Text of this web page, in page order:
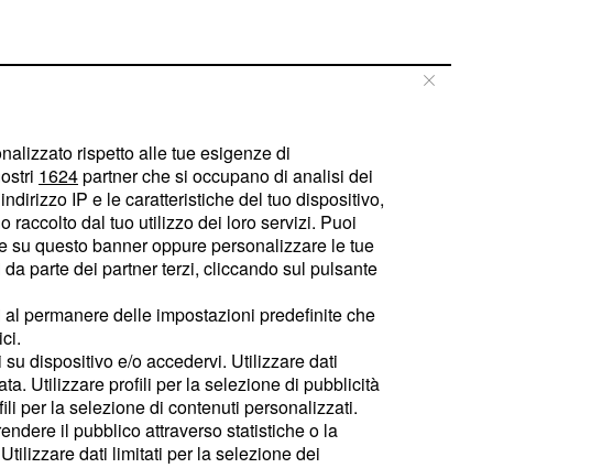
rispetto alle tue esigenze di
1624partner che si occupano di analisi dei
IP e le caratteristiche del tuo dispositivo,
raccolto dal tuo utilizzo dei loro servizi. Puoi
su questo banner oppure personalizzare le tue
parte dei partner terzi, cliccando sul pulsante
permanere delle impostazioni predefinite che
dispositivo e/o accedervi. Utilizzare dati
Utilizzare profili per la selezione di pubblicità
per la selezione di contenuti personalizzati.
il pubblico attraverso statistiche o la
dati limitati per la selezione dei